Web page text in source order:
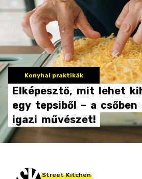
Konyhai praktikák
Elképesztő, mit lehet
egy tepsiből – a csőben
igazi művészet!
Street Kitchen